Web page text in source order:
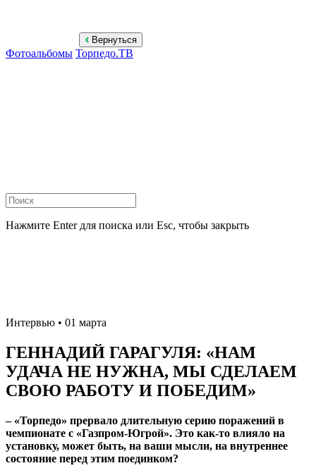
Вернуться
Фотоальбомы Торпедо.ТВ
Нажмите Enter для поиска или Esc, чтобы закрыть
Интервью • 01 марта
ГЕННАДИЙ ГАРАГУЛЯ: «НАМ
УДАЧА НЕ НУЖНА, МЫ СДЕЛАЕМ
СВОЮ РАБОТУ И ПОБЕДИМ»
– «Торпедо» прервало длительную серию поражений в
чемпионате с «Газпром-Югрой». Это как-то влияло на
установку, может быть, на ваши мысли, на внутреннее
состояние перед этим поединком?